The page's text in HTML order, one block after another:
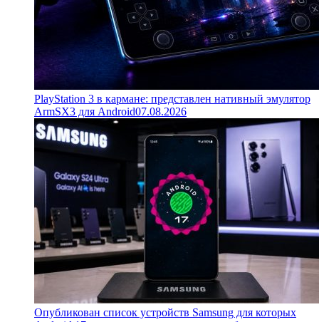
PlayStation 3 в кармане: представлен нативный эмулятор
ArmSX3 для Android07.08.2026
Опубликован список устройств Samsung для которых